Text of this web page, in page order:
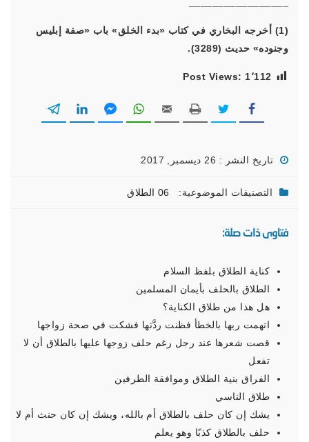
(1) أخرجه البخاري في كتاب «بدء الخلق» باب «صفة إبليس
وجنوده» حديث (3289).
Post Views: 1٬112
تاريخ النشر : 26 ديسمبر, 2017
التصنيفات الموضوعية: 06 الطلاق
فتاوى ذات صلة:
كناية الطلاق بلفظ السلام
الطلاق بالحلف بأيمان المسلمين
هل هذا من طلاق الكناية؟
اتهمت ربها بالخطأ فظنت ردَّتها فشكت في صحة زواجها
قصت شعرها عند رجل رغم حلف زوجها عليها بالطلاق أن لا
تفعل
الفراق بنية الطلاق وموافقة الطرفين
طلاق الناسي
يشك إن كان حلف بالطلاق أم بالله، ويشك إن كان حنث أم لا
حلف بالطلاق كذبًا وهو يعلم